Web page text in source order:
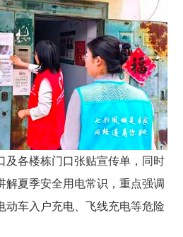
及各楼栋门口张贴宣传单，同时
解夏季安全用电常识，重点强调
动车入户充电、飞线充电等危险